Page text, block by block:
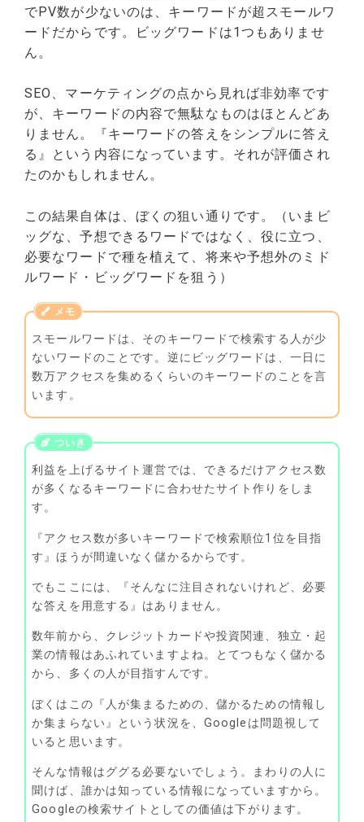
でPV数が少ないのは、キーワードが超スモールワ
ードだからです。ビッグワードは1つもありませ
ん。
SEO、マーケティングの点から見れば非効率です
が、キーワードの内容で無駄なものはほとんどあ
りません。『キーワードの答えをシンプルに答え
る』という内容になっています。それが評価され
たのかもしれません。
この結果自体は、ぼくの狙い通りです。（いまビ
ッグな、予想できるワードではなく、役に立つ、
必要なワードで種を植えて、将来や予想外のミド
ルワード・ビッグワードを狙う）
スモールワードは、そのキーワードで検索する人が少
ないワードのことです。逆にビッグワードは、一日に
数万アクセスを集めるくらいのキーワードのことを言
います。
利益を上げるサイト運営では、できるだけアクセス数
が多くなるキーワードに合わせたサイト作りをしま
す。
『アクセス数が多いキーワードで検索順位1位を目指
す』ほうが間違いなく儲かるからです。
でもここには、『そんなに注目されないけれど、必要
な答えを用意する』はありません。
数年前から、クレジットカードや投資関連、独立・起
業の情報はあふれていますよね。とてつもなく儲かる
から、多くの人が目指すんです。
ぼくはこの『人が集まるための、儲かるための情報し
か集まらない』という状況を、Googleは問題視して
いると思います。
そんな情報はググる必要ないでしょう。まわりの人に
聞けば、誰かは知っている情報になっていますから。
Googleの検索サイトとしての価値は下がります。